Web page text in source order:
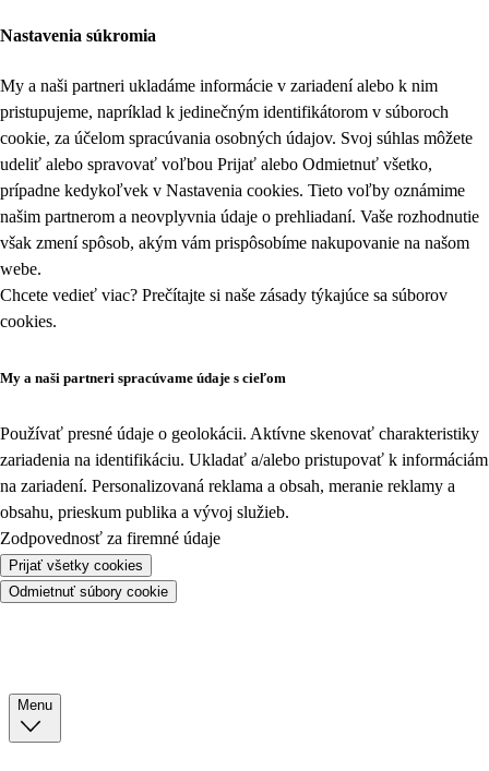
Nastavenia súkromia
My a naši partneri ukladáme informácie v zariadení alebo k nim
pristupujeme, napríklad k jedinečným identifikátorom v súboroch
cookie, za účelom spracúvania osobných údajov. Svoj súhlas môžete
udeliť alebo spravovať voľbou Prijať alebo Odmietnuť všetko,
prípadne kedykoľvek v Nastavenia cookies. Tieto voľby oznámime
našim partnerom a neovplyvnia údaje o prehliadaní. Vaše rozhodnutie
však zmení spôsob, akým vám prispôsobíme nakupovanie na našom
webe.
Chcete vedieť viac? Prečítajte si naše zásady týkajúce sa súborov
cookies.
My a naši partneri spracúvame údaje s cieľom
Používať presné údaje o geolokácii. Aktívne skenovať charakteristiky
zariadenia na identifikáciu. Ukladať a/alebo pristupovať k informáciám
na zariadení. Personalizovaná reklama a obsah, meranie reklamy a
obsahu, prieskum publika a vývoj služieb.
Zodpovednosť za firemné údaje
Prijať všetky cookies
Odmietnuť súbory cookie
Menu